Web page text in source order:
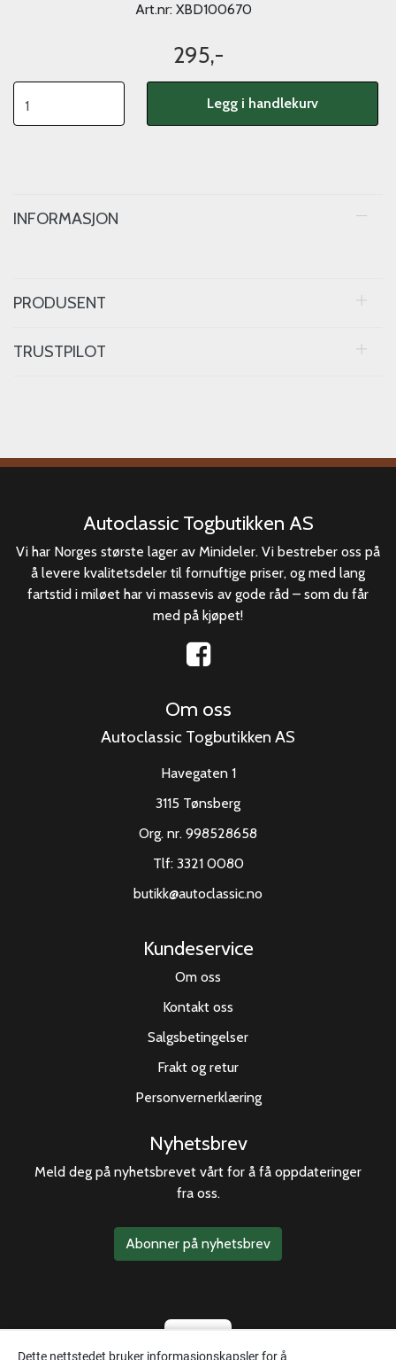
Art.nr: XBD100670
295,-
Legg i handlekurv
INFORMASJON
PRODUSENT
TRUSTPILOT
Dette nettstedet bruker informasjonskapsler for å
Autoclassic Togbutikken AS
Vi har Norges største lager av Minideler. Vi bestreber oss på
å levere kvalitetsdeler til fornuftige priser, og med lang
fartstid i miløet har vi massevis av gode råd – som du får
med på kjøpet!
Om oss
Autoclassic Togbutikken AS
Havegaten 1
3115 Tønsberg
Org. nr. 998528658
Tlf: 3321 0080
butikk@autoclassic.no
Kundeservice
Om oss
Kontakt oss
Salgsbetingelser
Frakt og retur
Personvernerklæring
Nyhetsbrev
Meld deg på nyhetsbrevet vårt for å få oppdateringer
fra oss.
Abonner på nyhetsbrev